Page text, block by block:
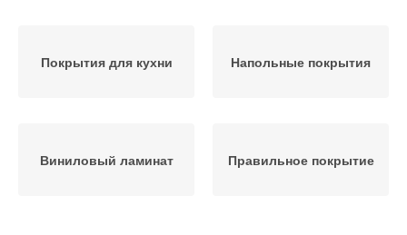
Покрытия для кухни Напольные покрытия
Виниловый ламинат Правильное покрытие